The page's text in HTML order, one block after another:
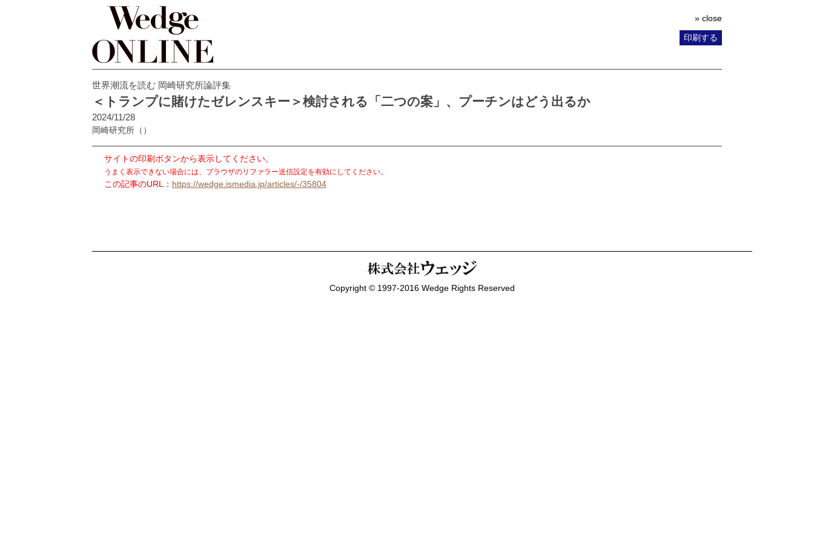
» close
印刷する
世界潮流を読む 岡崎研究所論評集
＜トランプに賭けたゼレンスキー＞検討される「二つの案」、プーチンはどう出るか
2024/11/28
岡崎研究所 （）
サイトの印刷ボタンから表示してください。
うまく表示できない場合には、ブラウザのリファラー送信設定を有効にしてください。
この記事のURL： https://wedge.ismedia.jp/articles/-/35804
Copyright © 1997-2016 Wedge Rights Reserved